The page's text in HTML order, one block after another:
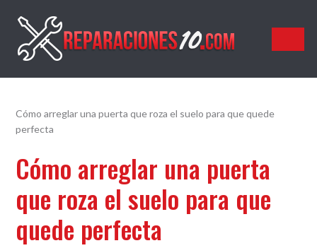
Reparaciones10.com
Cómo arreglar una puerta que roza el suelo para que quede
perfecta
Cómo arreglar una puerta
que roza el suelo para que
quede perfecta